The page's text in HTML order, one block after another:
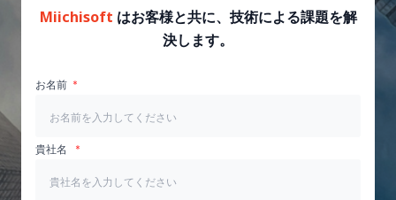
Miichisoft はお客様と共に、技術による課題を解
決します。
お名前
貴社名